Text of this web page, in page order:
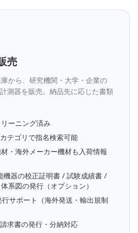
売
から、研究機関・大学・企業の
測器を販売。納品先に応じた書類
ーニング済み
テゴリで指名検索可能
・海外メーカー機材も入荷情報
機器の校正証明書 / 試験成績書 /
系図の発行（オプション）
行サポート（海外発送・輸出規制
求書の発行・分納対応